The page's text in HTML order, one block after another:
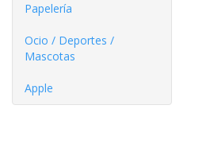
Papelería
Ocio / Deportes /
Mascotas
Apple